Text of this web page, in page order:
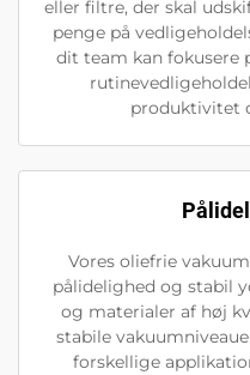
eller filtre, der skal
penge på
dit team kan fokusere
produktivitet
Vores oliefrie
pålidelighed og stabil
og materialer af høj
stabile
forskellige